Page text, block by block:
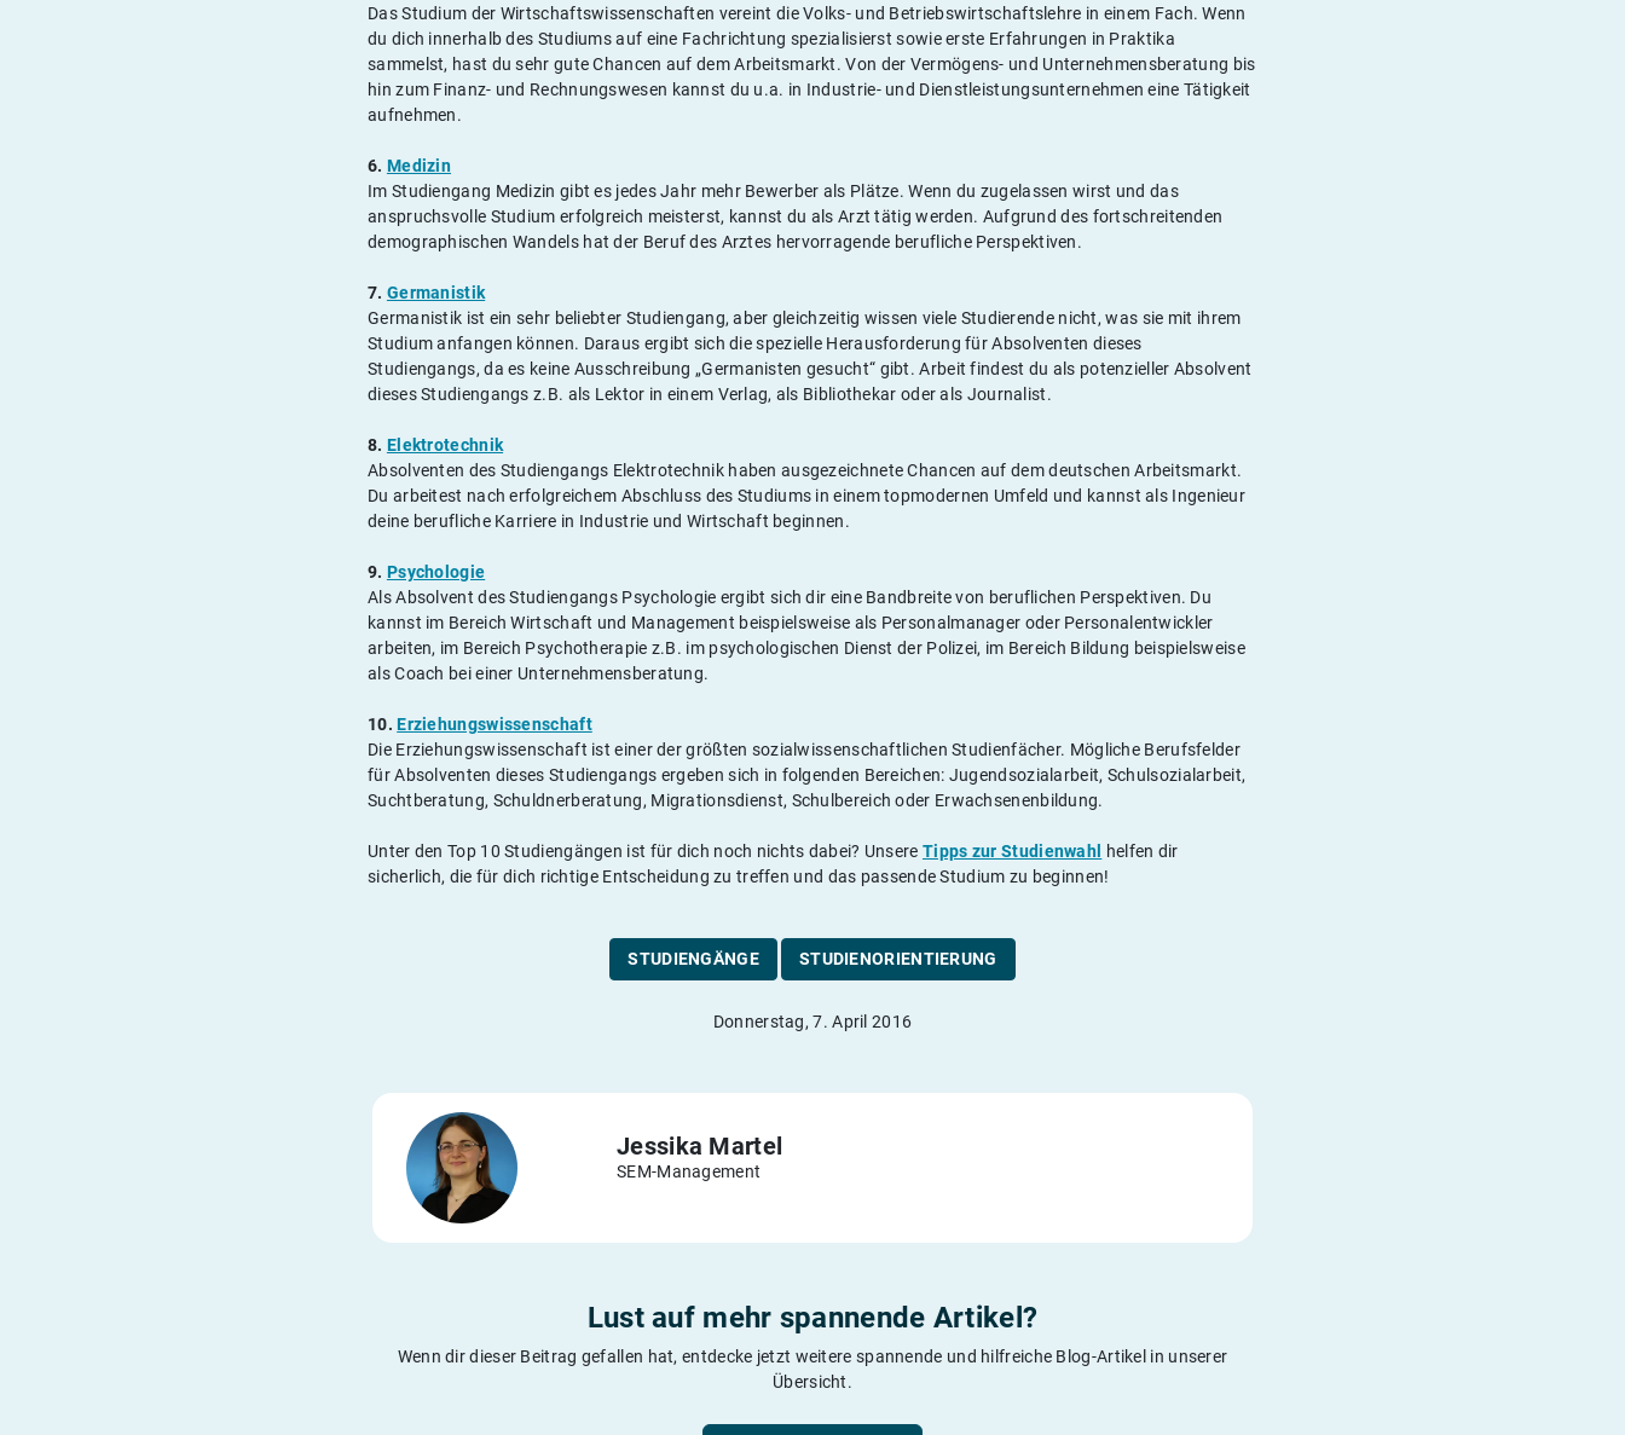
Das Studium der Wirtschaftswissenschaften vereint die Volks- und Betriebswirtschaftslehre in einem Fach. Wenn
du dich innerhalb des Studiums auf eine Fachrichtung spezialisierst sowie erste Erfahrungen in Praktika
sammelst, hast du sehr gute Chancen auf dem Arbeitsmarkt. Von der Vermögens- und Unternehmensberatung bis
hin zum Finanz- und Rechnungswesen kannst du u.a. in Industrie- und Dienstleistungsunternehmen eine Tätigkeit
aufnehmen.
6. Medizin
Im Studiengang Medizin gibt es jedes Jahr mehr Bewerber als Plätze. Wenn du zugelassen wirst und das
anspruchsvolle Studium erfolgreich meisterst, kannst du als Arzt tätig werden. Aufgrund des fortschreitenden
demographischen Wandels hat der Beruf des Arztes hervorragende berufliche Perspektiven.
7. Germanistik
Germanistik ist ein sehr beliebter Studiengang, aber gleichzeitig wissen viele Studierende nicht, was sie mit ihrem
Studium anfangen können. Daraus ergibt sich die spezielle Herausforderung für Absolventen dieses
Studiengangs, da es keine Ausschreibung „Germanisten gesucht“ gibt. Arbeit findest du als potenzieller Absolvent
dieses Studiengangs z.B. als Lektor in einem Verlag, als Bibliothekar oder als Journalist.
8. Elektrotechnik
Absolventen des Studiengangs Elektrotechnik haben ausgezeichnete Chancen auf dem deutschen Arbeitsmarkt.
Du arbeitest nach erfolgreichem Abschluss des Studiums in einem topmodernen Umfeld und kannst als Ingenieur
deine berufliche Karriere in Industrie und Wirtschaft beginnen.
9. Psychologie
Als Absolvent des Studiengangs Psychologie ergibt sich dir eine Bandbreite von beruflichen Perspektiven. Du
kannst im Bereich Wirtschaft und Management beispielsweise als Personalmanager oder Personalentwickler
arbeiten, im Bereich Psychotherapie z.B. im psychologischen Dienst der Polizei, im Bereich Bildung beispielsweise
als Coach bei einer Unternehmensberatung.
10.Erziehungswissenschaft
Die Erziehungswissenschaft ist einer der größten sozialwissenschaftlichen Studienfächer. Mögliche Berufsfelder
für Absolventen dieses Studiengangs ergeben sich in folgenden Bereichen: Jugendsozialarbeit, Schulsozialarbeit,
Suchtberatung, Schuldnerberatung, Migrationsdienst, Schulbereich oder Erwachsenenbildung.
Unter den Top 10 Studiengängen ist für dich noch nichts dabei? Unsere Tipps zur Studienwahl
helfen dir
sicherlich, die für dich richtige Entscheidung zu treffen und das passende Studium zu beginnen!
STUDIENGÄNGE STUDIENORIENTIERUNG
Donnerstag, 7. April 2016
Jessika Martel
SEM-Management
Lust auf mehr spannende Artikel?
Wenn dir dieser Beitrag gefallen hat, entdecke jetzt weitere spannende und hilfreiche Blog-Artikel in unserer
Übersicht.